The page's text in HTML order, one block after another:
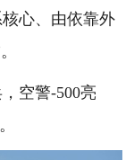
心、由依靠外
空警-500亮